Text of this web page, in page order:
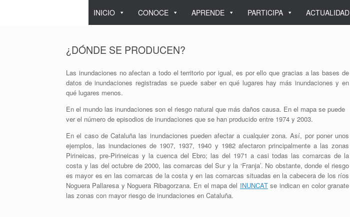
INICIO CONOCE APRENDE PARTICIPA ACTUALIDAD
¿DÓNDE SE PRODUCEN?
Las inundaciones no afectan a todo el territorio por igual, es por ello que gracias a las bases de
datos de inundaciones registradas se puede saber en qué lugares hay más inundaciones y en
qué lugares menos.
En el mundo las inundaciones son el riesgo natural que más daños causa. En el mapa se puede
ver el número de episodios de inundaciones que se han producido entre 1974 y 2003.
En el caso de Cataluña las inundaciones pueden afectar a cualquier zona. Así, por poner unos
ejemplos, las inundaciones de 1907, 1937, 1940 y 1982 afectaron principalmente a las zonas
Pirineicas, pre-Pirineicas y la cuenca del Ebro; las del 1971 a casi todas las comarcas de la
costa y las del octubre de 2000, las comarcas del Sur y la ‘Franja’. No obstante, donde el riesgo
es mayor es en las comarcas de la costa y en las comarcas situadas en la cabecera de los ríos
Noguera Pallaresa y Noguera Ribagorzana. En el mapa del INUNCATse indican en color granate
las zonas con mayor riesgo de inundaciones en Cataluña.